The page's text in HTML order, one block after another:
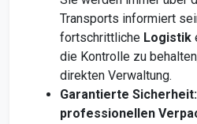
Transports informiert
fortschrittliche Logistik
die Kontrolle zu
direkten Verwaltung.
Garantierte Sicherheit:
professionellen